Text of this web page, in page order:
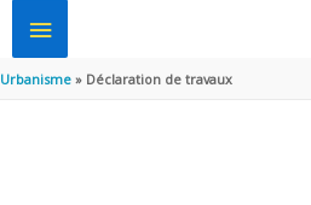
MENU
PRINCIPAL
Urbanisme Déclaration de travaux